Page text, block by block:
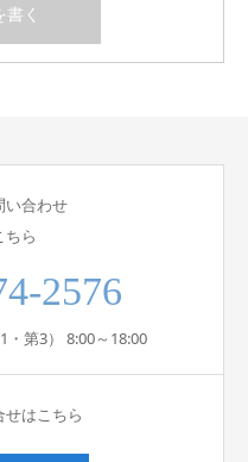
い合わせ
ちら
2576
第3） 8:00～18:00
せはこちら